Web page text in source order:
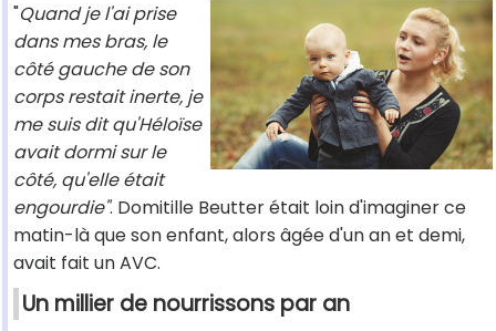
"Quand je l'ai prise
dans mes bras, le
côté gauche de son
corps restait inerte, je
me suis dit qu'Héloïse
avait dormi sur le
côté, qu'elle était
engourdie". Domitille Beutter était loin d'imaginer ce
matin-là que son enfant, alors âgée d'un an et demi,
avait fait un AVC.
Un millier de nourrissons par an